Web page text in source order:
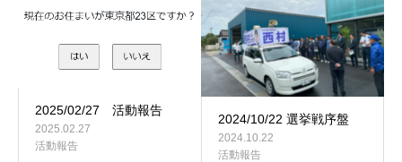
2025/02/27 活動報告
2025.02.27
活動報告
2024/10/22 選挙戦序盤
2024.10.22
活動報告